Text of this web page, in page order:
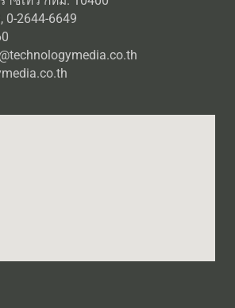
0-2644-6649